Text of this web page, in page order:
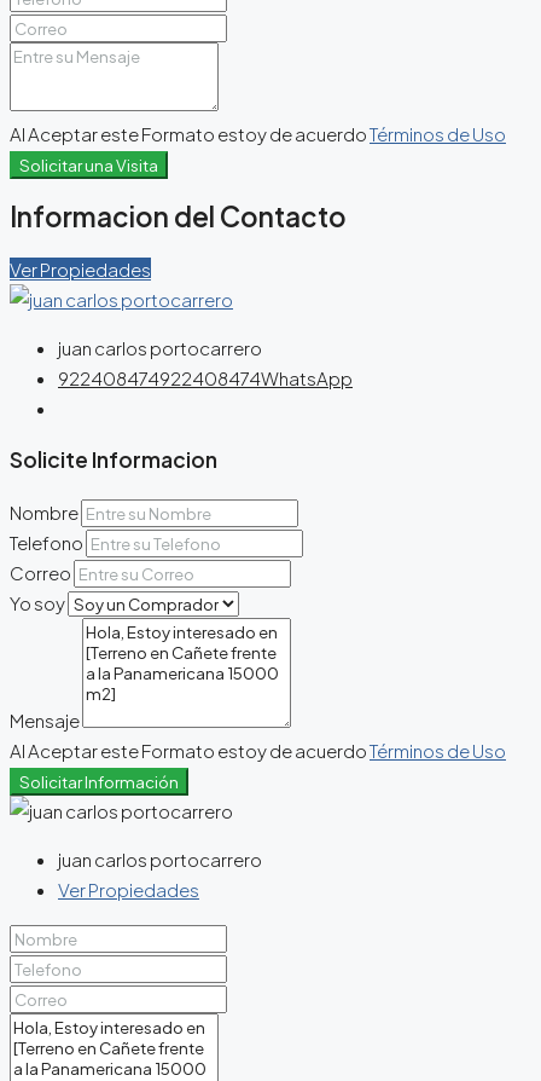
Al Aceptar este Formato estoy de acuerdoTérminos de Uso
Solicitar una Visita
Informacion del Contacto
Ver Propiedades
juan carlos portocarrero
922408474922408474WhatsApp
Solicite Informacion
Nombre
Telefono
Correo
Yo soy
Mensaje
Al Aceptar este Formato estoy de acuerdoTérminos de Uso
Solicitar Información
juan carlos portocarrero
Ver Propiedades